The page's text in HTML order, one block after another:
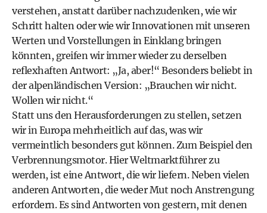
verstehen, anstatt darüber nachzudenken, wie wir
Schritt halten oder wie wir Innovationen mit unseren
Werten und Vorstellungen in Einklang bringen
könnten, greifen wir immer wieder zu derselben
reflexhaften Antwort: „Ja, aber!“ Besonders beliebt in
der alpenländischen Version: „Brauchen wir nicht.
Wollen wir nicht.“
Statt uns den Herausforderungen zu stellen, setzen
wir in Europa mehrheitlich auf das, was wir
vermeintlich besonders gut können. Zum Beispiel den
Verbrennungsmotor. Hier Weltmarktführer zu
werden, ist eine Antwort, die wir liefern. Neben vielen
anderen Antworten, die weder Mut noch Anstrengung
erfordern. Es sind Antworten von gestern, mit denen